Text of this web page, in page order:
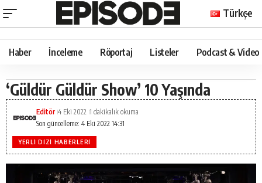
Türkçe
Haber İnceleme Röportaj Listeler Podcast & Video
‘Güldür Güldür Show’ 10 Yaşında
Son güncelleme: 4 Eki 2022 14:31
Editör 4 Eki 2022 1 dakikalık okuma
YERLI DIZI HABERLERI